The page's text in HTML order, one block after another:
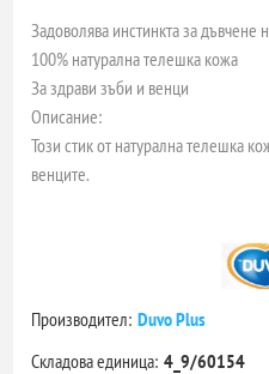
Задоволява инстинкта за дъвчене
100% натурална телешка кожа
За здрави зъби и венци
Описание:
Този стик от натурална телешка
венците.
Производител: Duvo Plus
Складова единица: 4_9/60154